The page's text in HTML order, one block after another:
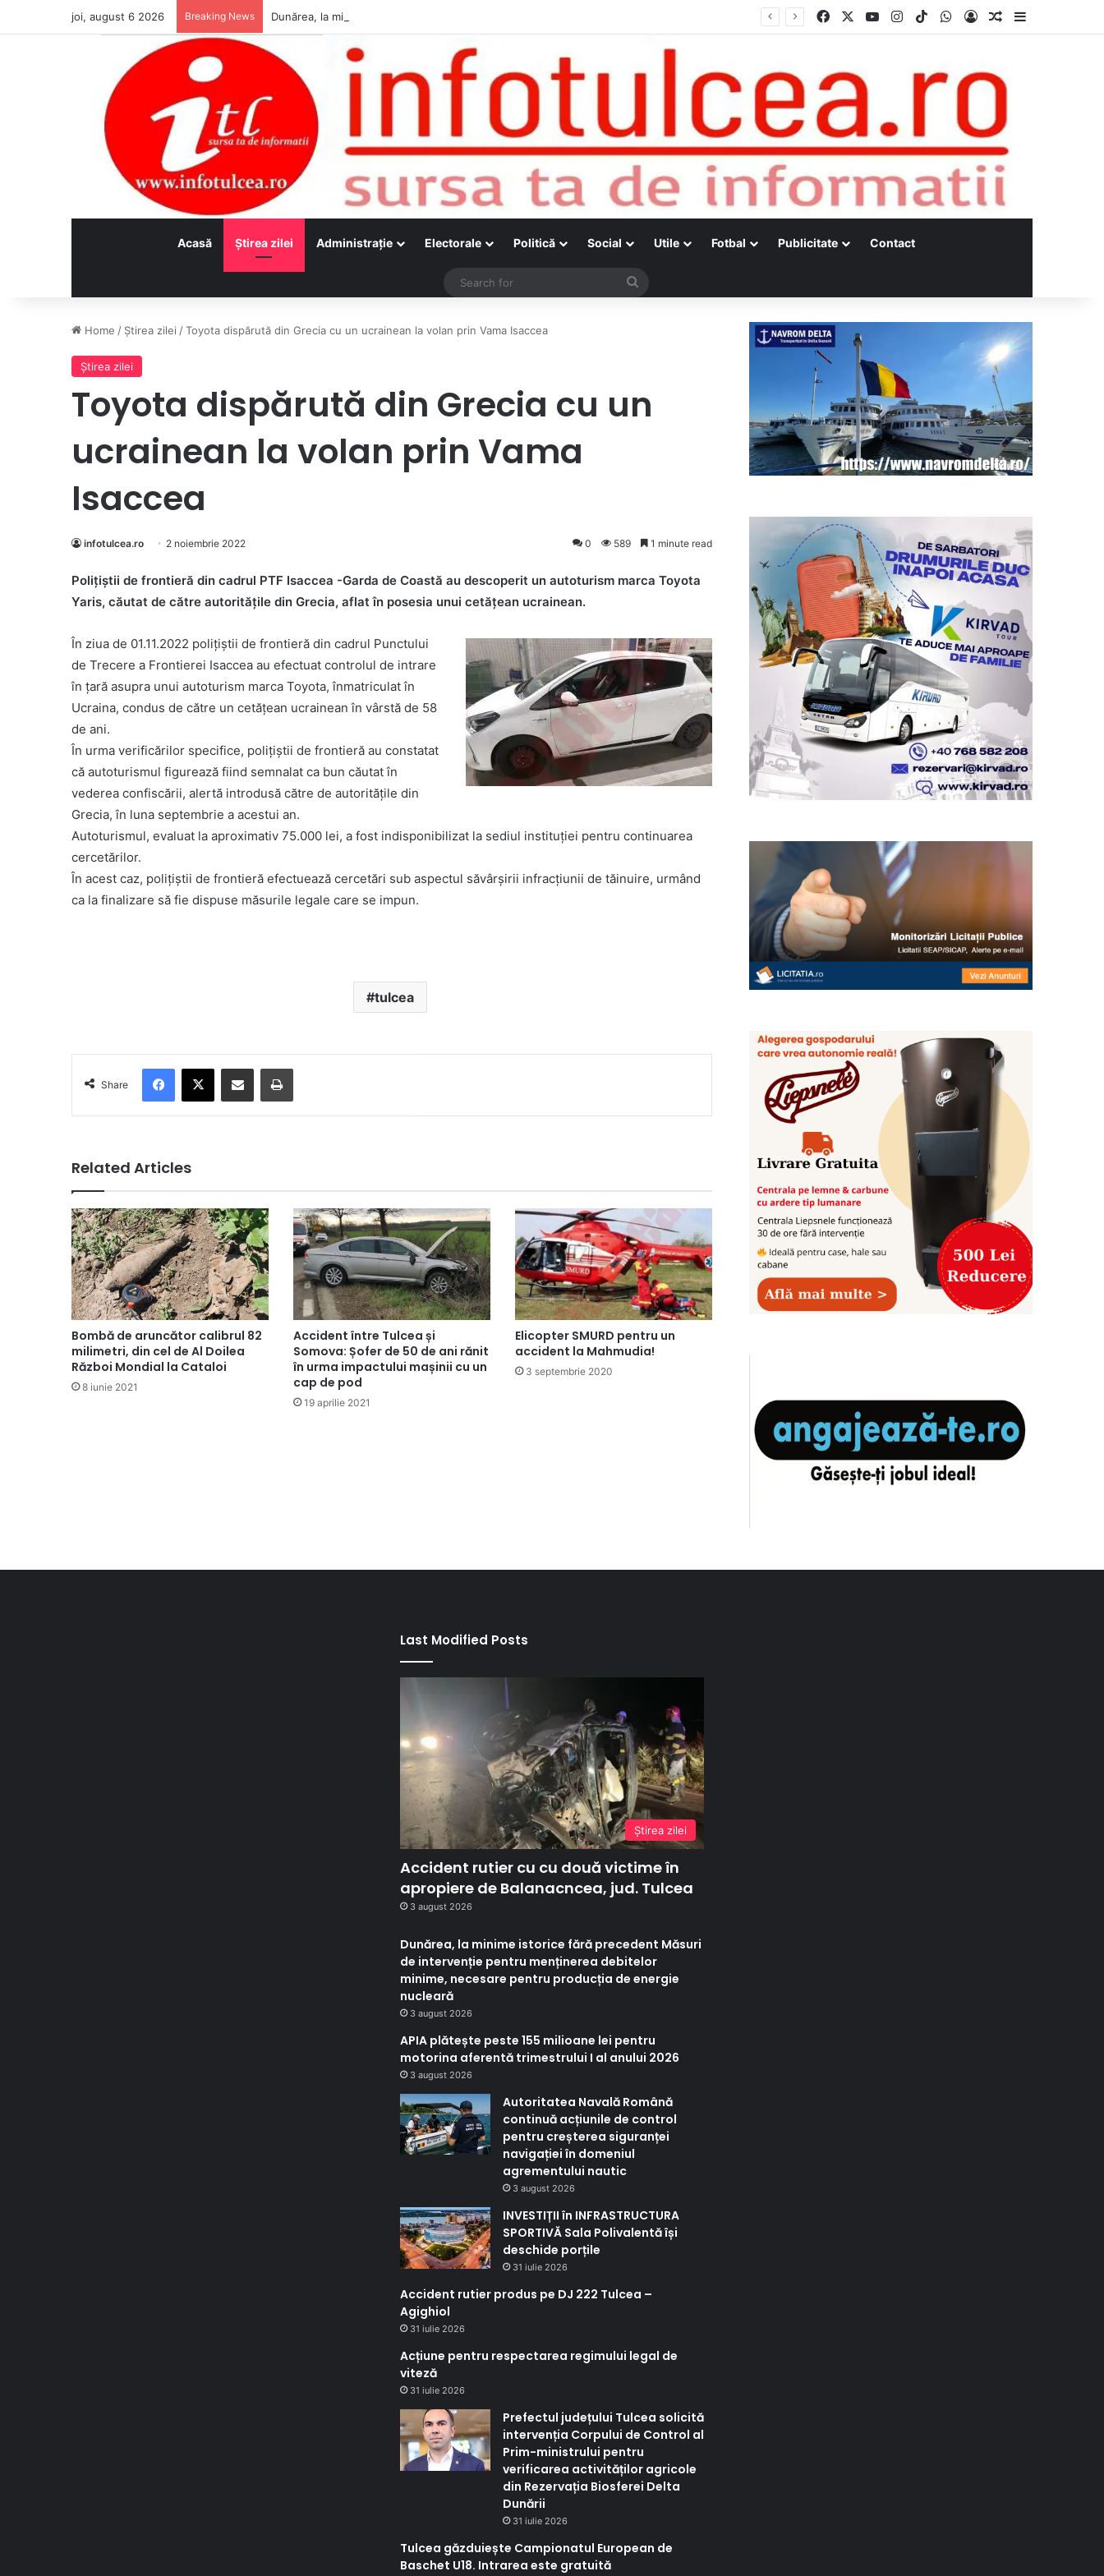
joi, august 6 2026 Breaking News Facebook YouTubeInstagram
TikTokWhatsApp
Log InRandom Article
Acasă Ştirea zilei Administraţie Electorale Politică Social Utile Fotbal Publicitate Contact
Search
Home / Ştirea zilei /Toyota dispărută din Grecia cu un ucrainean la volan prin Vama Isaccea
Ştirea zilei
Toyota dispărută din Grecia cu un
ucrainean la volan prin Vama
Isaccea
infotulcea.ro 2 noiembrie 2022 0 589 1 minute read
Poliţiştii de frontieră din cadrul PTF Isaccea -Garda de Coastă au descoperit un autoturism marca Toyota
Yaris, căutat de către autoritățile din Grecia, aflat în posesia unui cetăţean ucrainean.
În ziua de 01.11.2022 poliţiştii de frontieră din cadrul Punctului
de Trecere a Frontierei Isaccea au efectuat controlul de intrare
în țară asupra unui autoturism marca Toyota, înmatriculat în
Ucraina, condus de către un cetățean ucrainean în vârstă de 58
de ani.
În urma verificărilor specifice, poliţiştii de frontieră au constatat
că autoturismul figurează fiind semnalat ca bun căutat în
vederea confiscării, alertă introdusă către de autorităţile din
Grecia, în luna septembrie a acestui an.
Autoturismul, evaluat la aproximativ 75.000 lei, a fost indisponibilizat la sediul instituției pentru continuarea
cercetărilor.
În acest caz, poliţiştii de frontieră efectuează cercetări sub aspectul săvârşirii infracţiunii de tăinuire, urmând
ca la finalizare să fie dispuse măsurile legale care se impun.
tulcea
Share
Related Articles
Bombă de aruncător calibrul 82
milimetri, din cel de Al Doilea
Război Mondial la Cataloi
8 iunie 2021
Accident între Tulcea și
Somova: Șofer de 50 de ani rănit
în urma impactului mașinii cu un
cap de pod
19 aprilie 2021
Elicopter SMURD pentru un
accident la Mahmudia!
3 septembrie 2020
Last Modified Posts
Ştirea zilei
Accident rutier cu cu două victime în
apropiere de Balanacncea, jud. Tulcea
3 august 2026
Dunărea, la minime istorice fără precedent Măsuri
de intervenție pentru menținerea debitelor
minime, necesare pentru producția de energie
nucleară
3 august 2026
APIA plătește peste 155 milioane lei pentru
motorina aferentă trimestrului I al anului 2026
3 august 2026
Autoritatea Navală Română
continuă acțiunile de control
pentru creșterea siguranței
navigației în domeniul
agrementului nautic
3 august 2026
INVESTIȚII în INFRASTRUCTURA
SPORTIVĂ Sala Polivalentă își
deschide porțile
31 iulie 2026
Accident rutier produs pe DJ 222 Tulcea –
Agighiol
31 iulie 2026
Acțiune pentru respectarea regimului legal de
viteză
31 iulie 2026
Prefectul județului Tulcea solicită
intervenția Corpului de Control al
Prim-ministrului pentru
verificarea activităților agricole
din Rezervația Biosferei Delta
Dunării
31 iulie 2026
Tulcea găzduiește Campionatul European de
Baschet U18. Intrarea este gratuită